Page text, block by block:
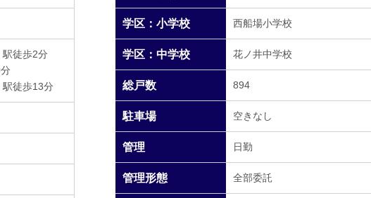
徒歩2分
徒歩13分
学区：小学校 西船場小学校
学区：中学校 花ノ井中学校
総戸数 894
駐車場 空きなし
管理 日勤
管理形態 全部委託